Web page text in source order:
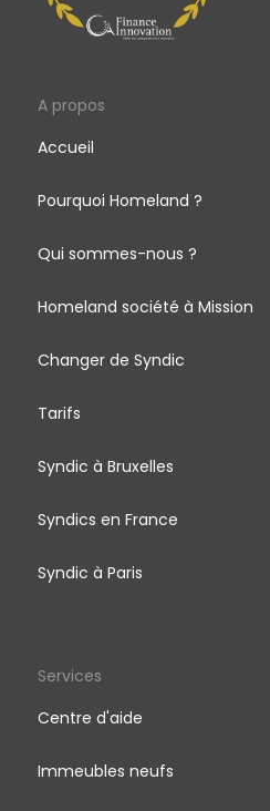
A propos
Accueil
Pourquoi Homeland ?
Qui sommes-nous ?
Homeland société à Mission
Changer de Syndic
Tarifs
Syndic à Bruxelles
Syndics en France
Syndic à Paris
Services
Centre d'aide
Immeubles neufs